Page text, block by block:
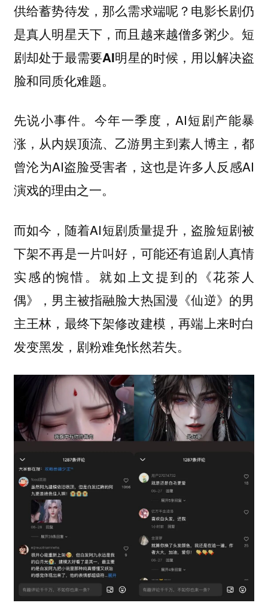
供给蓄势待发，那么需求端呢？电影长剧仍
是真人明星天下，而且越来越僧多粥少。 短
剧却处于最需要AI明星的时候，用以解决盗
脸和同质化难题。
先说小事件。今年一季度，AI短剧产能暴
涨，从内娱顶流、乙游男主到素人博主，都
曾沦为AI盗脸受害者，这也是许多人反感AI
演戏的理由之一。
而如今，随着AI短剧质量提升，盗脸短剧被
下架不再是一片叫好，可能还有追剧人真情
实感的惋惜。就如上文提到的《花茶人
偶》，男主被指融脸大热国漫《仙逆》的男
主王林，最终下架修改建模，再端上来时白
发变黑发，剧粉难免怅然若失。